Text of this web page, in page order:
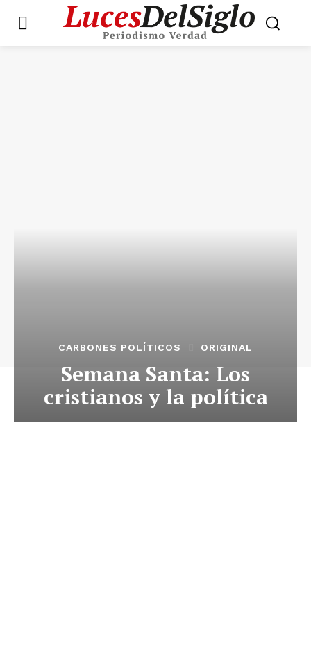
CARBONES POLÍTICOS ORIGINAL
Semana Santa: Los
cristianos y la política